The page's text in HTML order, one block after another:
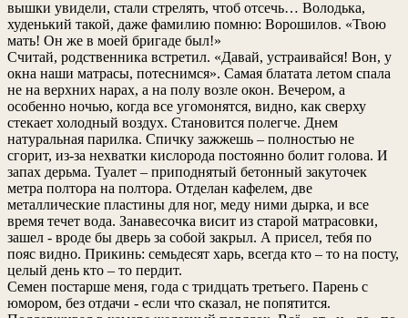
вышки увидели, стали стрелять, чтоб отсечь… Володька,
худенький такой, даже фамилию помню: Ворошилов. «Твою
мать! Он же в моей бригаде был!»
Считай, родственника встретил. «Давай, устраивайся! Вон, у
окна наши матрасы, потеснимся». Самая блатата летом спала
не на верхних нарах, а на полу возле окон. Вечером, а
особенно ночью, когда все угомонятся, видно, как сверху
стекает холодный воздух. Становится полегче. Днем
натуральная парилка. Спичку зажжешь – полностью не
сгорит, из-за нехватки кислорода постоянно болит голова. И
запах дерьма. Туалет – приподнятый бетонный закуточек
метра полтора на полтора. Отделан кафелем, две
металлические пластины для ног, меду ними дырка, и все
время течет вода. Занавесочка висит из старой матрасовки,
зашел - вроде бы дверь за собой закрыл. А присел, тебя по
пояс видно. Прикинь: семьдесят харь, всегда кто – то на посту,
целый день кто – то пердит.
Семен постарше меня, года с тридцать третьего. Парень с
юмором, без отдачи - если что сказал, не попятится.